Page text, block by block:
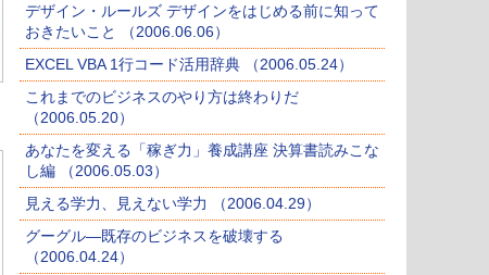
デザイン・ルールズ デザインをはじめる前に知って
おきたいこと （2006.06.06）
EXCEL VBA 1行コード活用辞典 （2006.05.24）
これまでのビジネスのやり方は終わりだ
（2006.05.20）
あなたを変える「稼ぎ力」養成講座 決算書読みこな
し編 （2006.05.03）
見える学力、見えない学力 （2006.04.29）
グーグル―既存のビジネスを破壊する
（2006.04.24）